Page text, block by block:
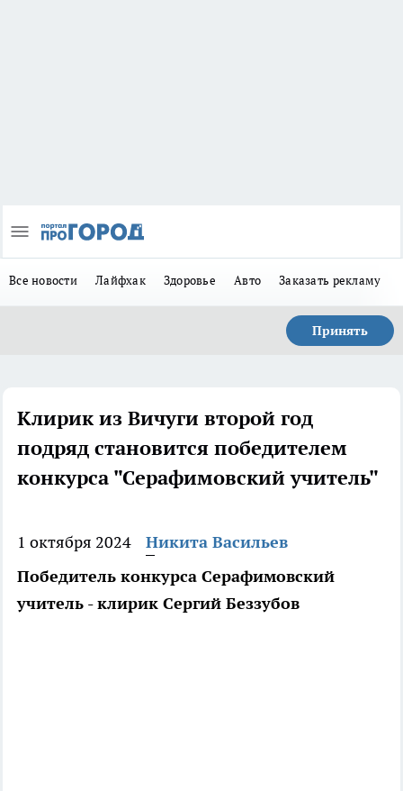
Все новости Лайфхак Здоровье Авто Заказать рекламу
Принять
Клирик из Вичуги второй год
подряд становится победителем
конкурса "Серафимовский учитель"
1 октября 2024
Никита Васильев
Победитель конкурса Серафимовский
учитель - клирик Сергий Беззубов